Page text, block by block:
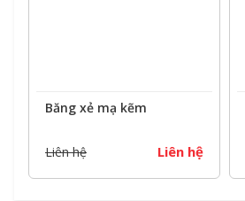
Băng xẻ mạ kẽm
Liên hệ Liên hệ